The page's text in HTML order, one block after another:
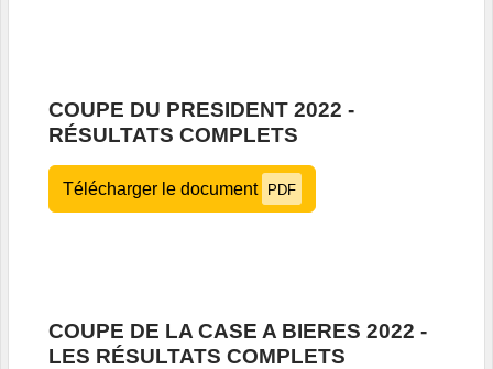
COUPE DU PRESIDENT 2022 -
RÉSULTATS COMPLETS
Télécharger le document PDF
COUPE DE LA CASE A BIERES 2022 -
LES RÉSULTATS COMPLETS